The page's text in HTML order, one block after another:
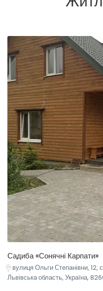
Садиба «Сонячні Карпати»
вулиця Ольги Степанівни,
Львівська область, Україна,